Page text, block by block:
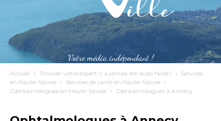
Votre média indépendant !
Accueil Trouver votre expert n’a jamais été aussi facile !
Services
en Haute-Savoie
Services de santé en Haute-Savoie
Ophtalmologues en Haute-Savoie
Ophtalmologues à Annecy